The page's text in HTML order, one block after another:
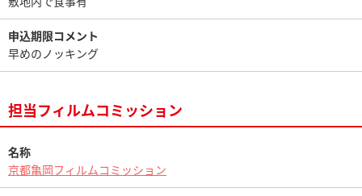
申込期限コメント
早めのノッキング
担当フィルムコミッション
名称
京都亀岡フィルムコミッション